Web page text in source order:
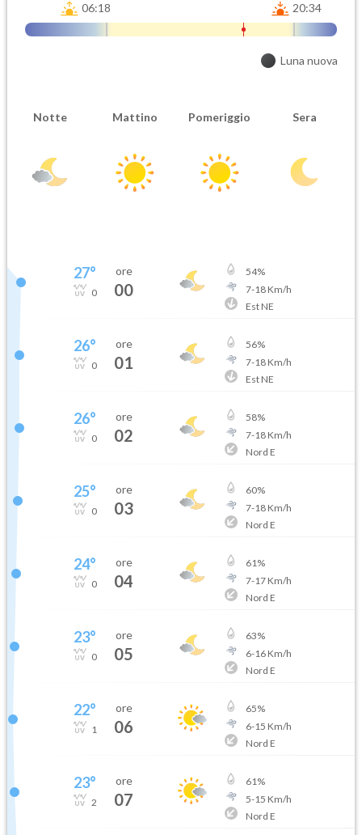
06:18 20:34
Luna nuova
Notte Mattino Pomeriggio Sera
27°
0
ore
00
54%
7-18Km/h
Est NE
26°
0
ore
01
56%
7-18Km/h
Est NE
26°
0
ore
02
58%
7-18Km/h
Nord E
25°
0
ore
03
60%
7-18Km/h
Nord E
24°
0
ore
04
61%
7-17Km/h
Nord E
23°
0
ore
05
63%
6-16Km/h
Nord E
22°
1
ore
06
65%
6-15 Km/h
Nord E
23°
2
ore
07
61%
5-15 Km/h
Nord E